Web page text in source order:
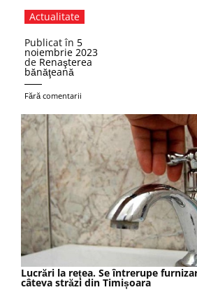
Actualitate
Publicat în 5
noiembrie 2023
de Renaşterea
bănăţeană
Fără comentarii
Lucrări la rețea. Se întrerupe
câteva străzi din Timișoara